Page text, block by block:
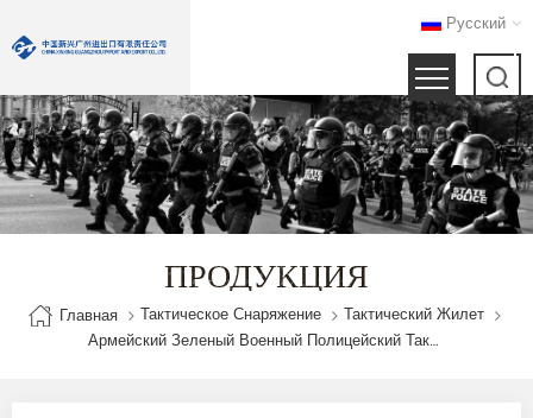
Русский
ПРОДУКЦИЯ
Главная Тактическое Снаряжение
Тактический Жилет
Армейский Зеленый Военный Полицейский Тактический Жилет С Чехлами